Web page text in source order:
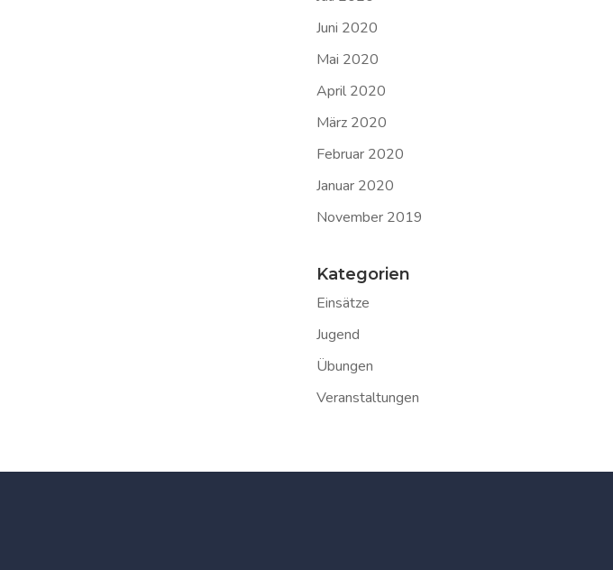
Juni 2020
Mai 2020
April 2020
März 2020
Februar 2020
Januar 2020
November 2019
Kategorien
Einsätze
Jugend
Übungen
Veranstaltungen